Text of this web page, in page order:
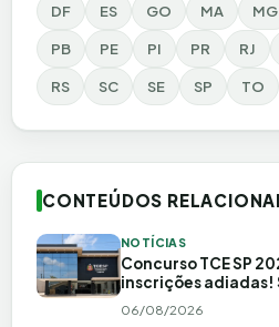
DF ES GO MA MG
PB PE PI PR RJ
RS SC SE SP TO
CONTEÚDOS
NOTÍCIAS
Concurso TCE SP
inscrições adiadas!
06/08/2026